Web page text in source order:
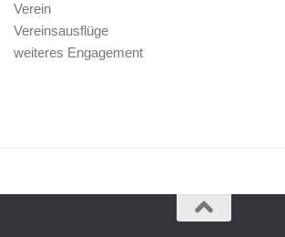
Verein
Vereinsausflüge
weiteres Engagement